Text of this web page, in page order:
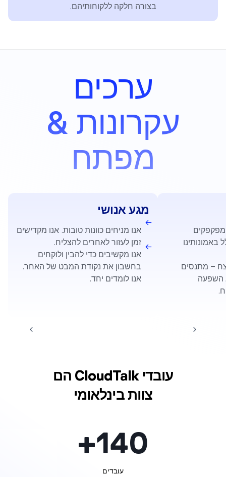
בצורה חלקה ללקוחותיהם.
ערכים
& עקרונות
מפתח
מגע אנושי
אנו מניחים כוונות טובות. אנו מקדישים
זמן לעזור לאחרים להצליח.
אנו מקשיבים כדי להבין ולוקחים
בחשבון את נקודת המבט של האחר.
אנו לומדים יחד.
מפקפקים
באמונותינו
– מתנסים
השפעה
עובדי CloudTalk הם
צוות בינלאומי
140
+
עובדים